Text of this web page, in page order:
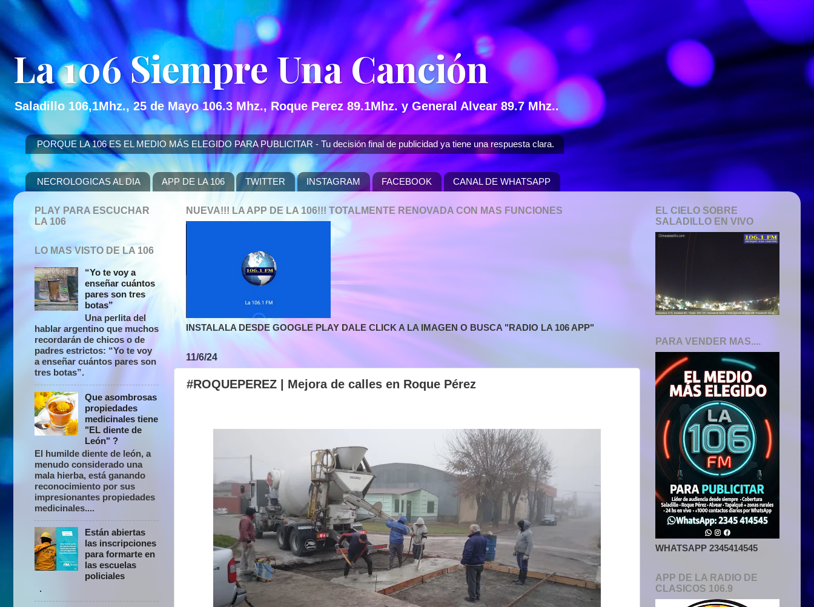
La 106 Siempre Una Canción
Saladillo 106,1Mhz., 25 de Mayo 106.3 Mhz., Roque Perez 89.1Mhz. y General Alvear 89.7 Mhz..
PORQUE LA 106 ES EL MEDIO MÁS ELEGIDO PARA PUBLICITAR - Tu decisión final de publicidad ya tiene una respuesta clara.
NECROLOGICAS AL DIA APP DE LA 106 TWITTER INSTAGRAM FACEBOOK CANAL DE WHATSAPP
NUEVA!!! LA APP DE LA 106!!! TOTALMENTE RENOVADA CON MAS FUNCIONES
INSTALALA DESDE GOOGLE PLAY DALE CLICK A LA IMAGEN O BUSCA "RADIO LA 106 APP"
11/6/24
#ROQUEPEREZ | Mejora de calles en Roque Pérez
PLAY PARA ESCUCHAR
LA 106
LO MAS VISTO DE LA 106
“Yo te voy a
enseñar cuántos
pares son tres
botas”
Una perlita del
hablar argentino que muchos
recordarán de chicos o de
padres estrictos: “Yo te voy
a enseñar cuántos pares son
tres botas”.
Que asombrosas
propiedades
medicinales tiene
"EL diente de
León" ?
El humilde diente de león, a
menudo considerado una
mala hierba, está ganando
reconocimiento por sus
impresionantes propiedades
medicinales....
Están abiertas
las inscripciones
para formarte en
las escuelas
policiales
.
EL CIELO SOBRE
SALADILLO EN VIVO
PARA VENDER MAS....
WHATSAPP 2345414545
APP DE LA RADIO DE
CLASICOS 106.9